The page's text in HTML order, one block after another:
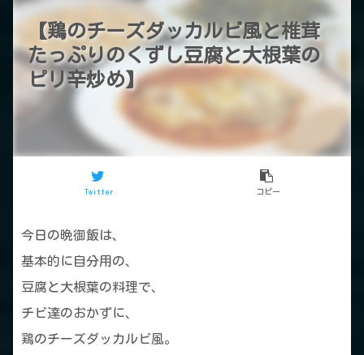
【鶏のチーズダッカルビ風と椎茸
たっぷりのくずし豆腐と大根葉の
ピリ辛炒め】
Twitter コピー
今日の晩御飯は、
基本的に自分用の、
豆腐と大根葉の料理で、
チビ達のおかずに、
鶏のチーズダッカルビ風。